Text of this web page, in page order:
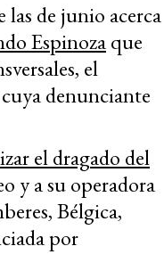
las de junio acerca
Espinozaque
el
denunciante
el dragado del
y a su operadora
Bélgica,
por